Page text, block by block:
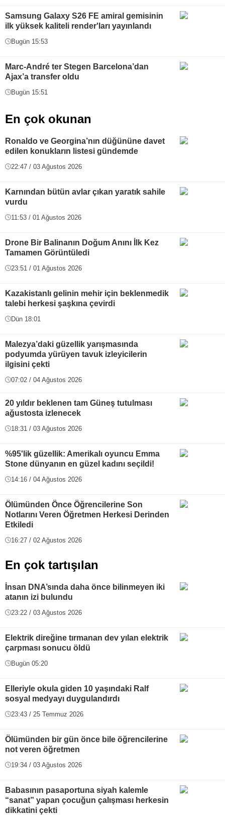
Samsung Galaxy S26 FE amiral gemisinin
ilk yüksek kaliteli render'ları yayınlandı
Bugün 15:53
Marc-André ter Stegen Barcelona’dan
Ajax’a transfer oldu
Bugün 15:51
En çok okunan
Ronaldo ve Georgina’nın düğününe davet
edilen konukların listesi gündemde
22:47 / 03 Ağustos 2026
Karnından bütün avlar çıkan yaratık sahile
vurdu
11:53 / 01 Ağustos 2026
Drone Bir Balinanın Doğum Anını İlk Kez
Tamamen Görüntüledi
23:51 / 01 Ağustos 2026
Kazakistanlı gelinin mehir için beklenmedik
talebi herkesi şaşkına çevirdi
Dün 18:01
Malezya’daki güzellik yarışmasında
podyumda yürüyen tavuk izleyicilerin
ilgisini çekti
07:02 / 04 Ağustos 2026
20 yıldır beklenen tam Güneş tutulması
ağustosta izlenecek
18:31 / 03 Ağustos 2026
%95'lik güzellik: Amerikalı oyuncu Emma
Stone dünyanın en güzel kadını seçildi!
14:16 / 04 Ağustos 2026
Ölümünden Önce Öğrencilerine Son
Notlarını Veren Öğretmen Herkesi Derinden
Etkiledi
16:27 / 02 Ağustos 2026
En çok tartışılan
İnsan DNA’sında daha önce bilinmeyen iki
atanın izi bulundu
23:22 / 03 Ağustos 2026
Elektrik direğine tırmanan dev yılan elektrik
çarpması sonucu öldü
Bugün 05:20
Elleriyle okula giden 10 yaşındaki Ralf
sosyal medyayı duygulandırdı
23:43 / 25 Temmuz 2026
Ölümünden bir gün önce bile öğrencilerine
not veren öğretmen
19:34 / 03 Ağustos 2026
Babasının pasaportuna siyah kalemle
“sanat” yapan çocuğun çalışması herkesin
dikkatini çekti